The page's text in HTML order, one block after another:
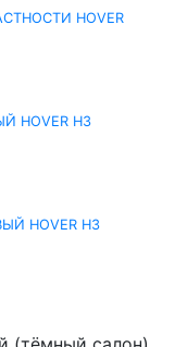
HOVER
HOVER H3
HOVER H3